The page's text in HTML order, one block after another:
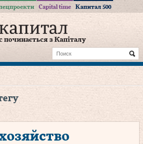
Capital time Капитал 500
починається з Капіталу